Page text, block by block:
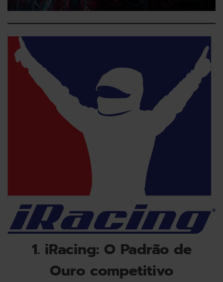
1. iRacing: O Padrão de
Ouro competitivo